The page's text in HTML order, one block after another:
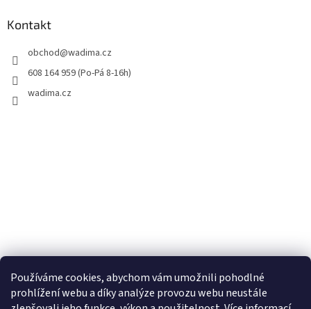
Používáme cookies, abychom vám umožnili pohodlné
prohlížení webu a díky analýze provozu webu neustále
Kontakt
obchod@wadima.cz
608 164 959 (Po-Pá 8-16h)
wadima.cz